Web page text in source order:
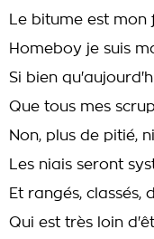
Le bitume est
Homeboy je suis
Si bien
Que tous mes
Non, plus de pitié,
Les niais seront
Et rangés, classés,
Qui est très loin